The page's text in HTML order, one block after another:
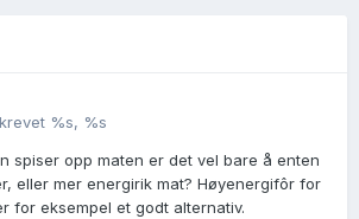
%s, %s
spiser opp maten er det vel bare å enten
eller mer energirik mat? Høyenergifôr for
for eksempel et godt alternativ.